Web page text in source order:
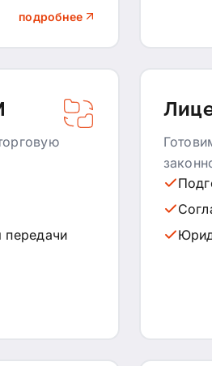
подробнее